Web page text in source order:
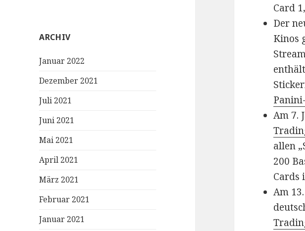
ARCHIV
Januar 2022
Dezember 2021
Juli 2021
Juni 2021
Mai 2021
April 2021
März 2021
Februar 2021
Januar 2021
Card
Der
Kinos
Am 7.
allen
200
Cards
Am